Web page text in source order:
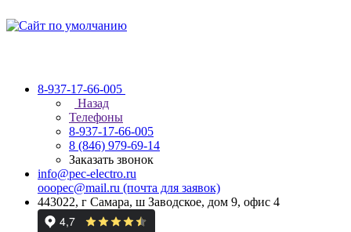
8-937-17-66-005
Назад
Телефоны
8-937-17-66-005
8 (846) 979-69-14
Заказать звонок
info@pec-electro.ru
ooopec@mail.ru (почта для заявок)
443022, г Самара, ш Заводское, дом 9, офис 4